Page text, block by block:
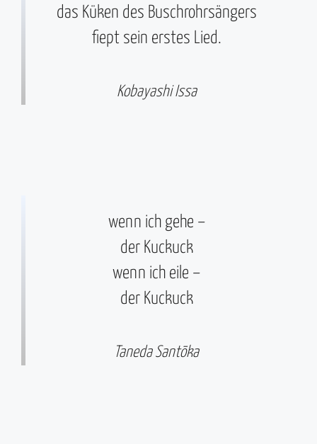
das Küken des Buschrohrsängers
fiept sein erstes Lied.
Kobayashi Issa
wenn ich gehe –
der Kuckuck
wenn ich eile –
der Kuckuck
Taneda Santōka